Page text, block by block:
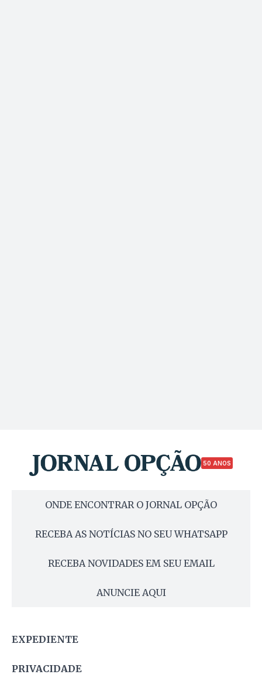
50 ANOS
ONDE ENCONTRAR O JORNAL OPÇÃO
RECEBA AS NOTÍCIAS NO SEU WHATSAPP
RECEBA NOVIDADES EM SEU EMAIL
ANUNCIE AQUI
EXPEDIENTE
PRIVACIDADE